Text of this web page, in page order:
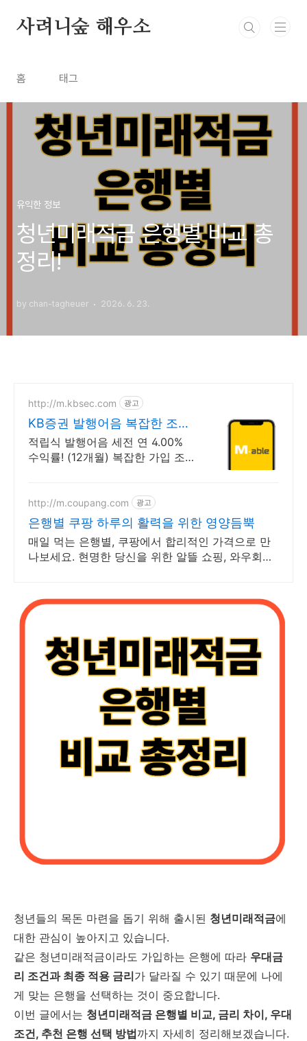
사려니숲 해우소
홈 태그
유익한 정보
청년미래적금 은행별 비교 총
정리!
by chan-tagheuer 2026. 6. 23.
http://m.kbsec.com 광고
KB증권 발행어음 복잡한 조건
없이 누구나
적립식 발행어음 세전 연 4.00%
수익률! (12개월) 복잡한 가입 조건
http://m.coupang.com 광고
은행별 쿠팡 하루의 활력을 위한 영양듬뿍
매일 먹는 은행별, 쿠팡에서 합리적인 가격으로 만
나보세요. 현명한 당신을 위한 알뜰 쇼핑, 와우회원
청년들의 목돈 마련을 돕기 위해 출시된 청년미래적금에
대한 관심이 높아지고 있습니다.
같은 청년미래적금이라도 가입하는 은행에 따라 우대금
리 조건과 최종 적용 금리가 달라질 수 있기 때문에 나에
게 맞는 은행을 선택하는 것이 중요합니다.
이번 글에서는 청년미래적금 은행별 비교, 금리 차이, 우대
조건, 추천 은행 선택 방법까지 자세히 정리해보겠습니다.